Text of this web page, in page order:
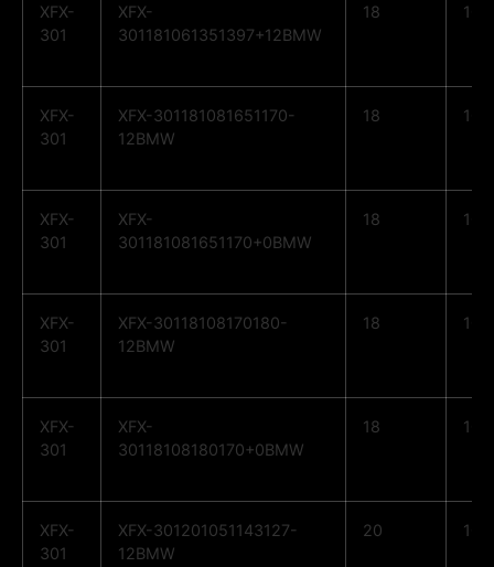
XFX-
301
XFX-
301181061351397+12BMW
18 10
XFX-
301
XFX-301181081651170-
12BMW
18 10
XFX-
301
XFX-
301181081651170+0BMW
18 10
XFX-
301
XFX-30118108170180-
12BMW
18 10
XFX-
301
XFX-
30118108180170+0BMW
18 10
XFX-
301
XFX-301201051143127-
12BMW
20 10